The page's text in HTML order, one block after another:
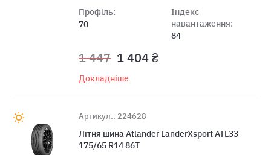
Профіль:
70
Індекс
навантаження:
84
1 447 1 404 ₴
Докладніше
Артикул:: 224628
Літня шина Atlander LanderXsport ATL33
175/65 R14 86T